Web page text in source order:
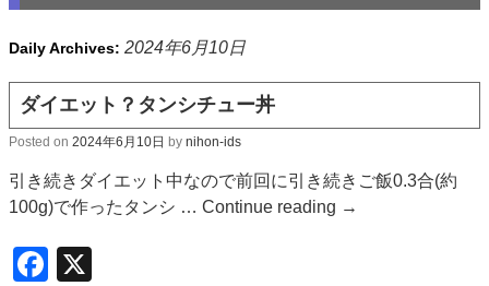
Daily Archives: 2024年6月10日
ダイエット？タンシチュー丼
Posted on 2024年6月10日 by nihon-ids
引き続きダイエット中なので前回に引き続きご飯0.3合(約
100g)で作ったタンシ … Continue reading →
Facebook